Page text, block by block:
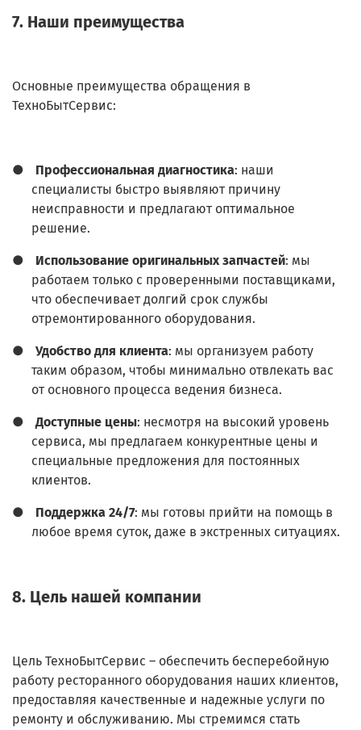
7. Наши преимущества
Основные преимущества обращения в
ТехноБытСервис:
● Профессиональная диагностика: наши
специалисты быстро выявляют причину
неисправности и предлагают оптимальное
решение.
● Использование оригинальных запчастей: мы
работаем только с проверенными поставщиками,
что обеспечивает долгий срок службы
отремонтированного оборудования.
● Удобство для клиента: мы организуем работу
таким образом, чтобы минимально отвлекать вас
от основного процесса ведения бизнеса.
● Доступные цены: несмотря на высокий уровень
сервиса, мы предлагаем конкурентные цены и
специальные предложения для постоянных
клиентов.
● Поддержка 24/7: мы готовы прийти на помощь в
любое время суток, даже в экстренных ситуациях.
8. Цель нашей компании
Цель ТехноБытСервис – обеспечить бесперебойную
работу ресторанного оборудования наших клиентов,
предоставляя качественные и надежные услуги по
ремонту и обслуживанию. Мы стремимся стать